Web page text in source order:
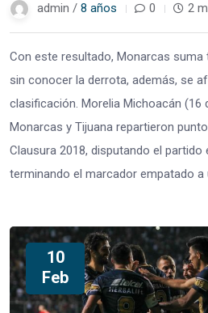
admin / 8 años 0 2
Con este resultado, Monarcas
sin conocer la derrota, además, se
clasificación. Morelia Michoacán (16
Monarcas y Tijuana repartieron
Clausura 2018, disputando el partido
terminando el marcador empatado a
10
Feb